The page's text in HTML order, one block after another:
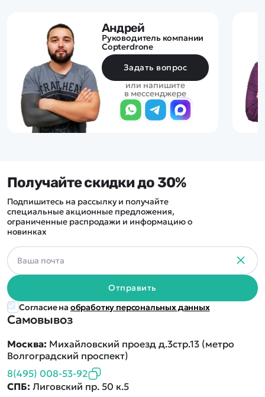
Андрей
Руководитель компании
Copterdrone
Задать вопрос
или напишите
в мессенджере
Самовывоз
Москва: Михайловский проезд д.3стр.13 (метро
Волгоградский проспект)
8(495) 008-53-92
СПБ: Лиговский пр. 50 к.5
Получайте скидки до 30%
Подпишитесь на рассылку и получайте
специальные акционные предложения,
ограниченные распродажи и информацию о
новинках
Отправить
Согласие на обработку персональных данных